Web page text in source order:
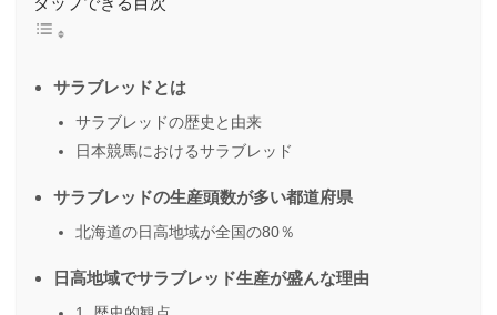
サラブレッドとは
サラブレッドの歴史と由来
日本競馬におけるサラブレッド
サラブレッドの生産頭数が多い都道府県
北海道の日高地域が全国の80％
日高地域でサラブレッド生産が盛んな理由